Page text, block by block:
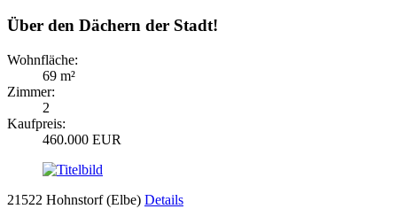
Über den Dächern der Stadt!
Wohnfläche:
69 m²
Zimmer:
2
Kaufpreis:
460.000 EUR
21522 Hohnstorf (Elbe) Details